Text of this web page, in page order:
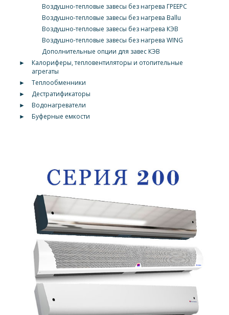
Воздушно-тепловые завесы без нагрева ГРЕЕРС
Воздушно-тепловые завесы без нагрева Ballu
Воздушно-тепловые завесы без нагрева КЭВ
Воздушно-тепловые завесы без нагрева WING
Дополнительные опции для завес КЭВ
►
Калориферы, тепловентиляторы и отопительные
агрегаты
►
Теплообменники
►
Дестратификаторы
►
Водонагреватели
►
Буферные емкости